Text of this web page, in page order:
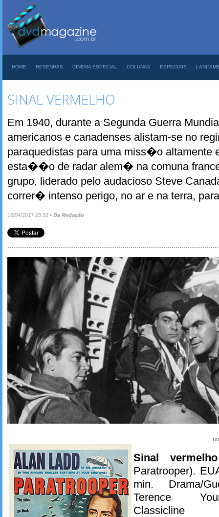
HOME RESENHAS CINEMA ESPECIAL COLUNAS ESPECIAIS
SINAL VERMELHO
Em 1940, durante a Segunda Guerra
americanos e canadenses alistam-se no
paraquedistas para uma miss�o altamente
esta��o de radar alem� na comuna
grupo, liderado pelo audacioso Steve
correr� intenso perigo, no ar e na terra,
18/04/2017 23:52 • Da Redação
Sinal
Paratrooper).
min. Drama/
Terence
Classicline